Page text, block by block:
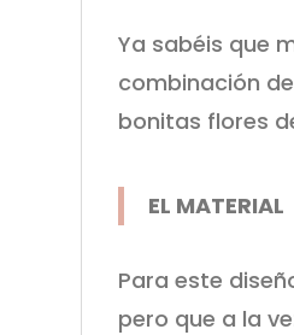
Ya sabéis que
combinación
bonitas flores
EL MATERIAL
Para este
pero que a la